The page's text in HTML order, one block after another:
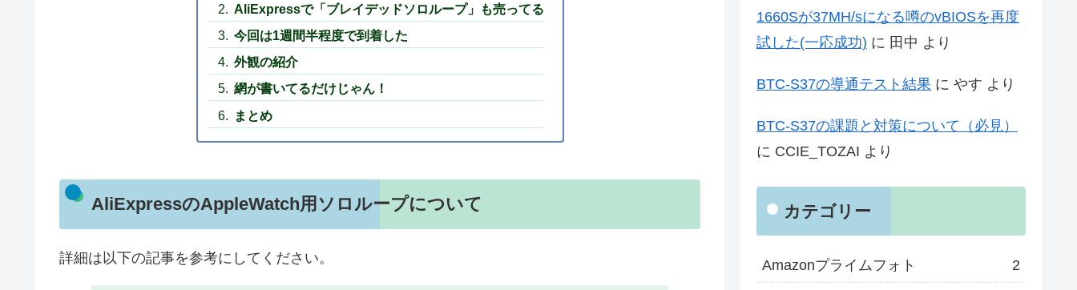
AliExpressで「ブレイデッドソロループ」も売ってる
今回は1週間半程度で到着した
外観の紹介
網が書いてるだけじゃん！
まとめ
AliExpressのAppleWatch用ソロループについて
詳細は以下の記事を参考にしてください。
1660Sが37MH/sになる噂のvBIOSを再度
試した(一応成功) に 田中 より
BTC-S37の導通テスト結果 に やす より
BTC-S37の課題と対策について（必見）
に CCIE_TOZAI より
カテゴリー
Amazonプライムフォト 2